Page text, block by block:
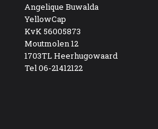
Angelique Buwalda
YellowCap
KvK 56005873
Moutmolen 12
1703TL Heerhugowaard
Tel 06-21412122